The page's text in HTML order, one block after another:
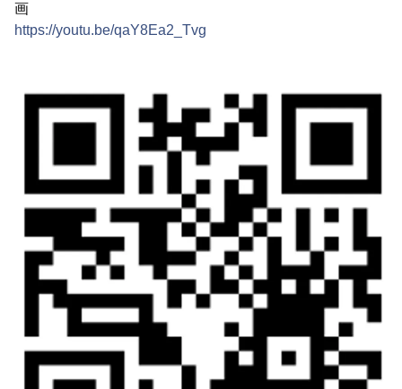
画
https://youtu.be/qaY8Ea2_Tvg